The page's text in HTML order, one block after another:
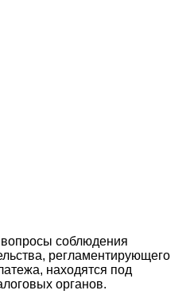
вопросы соблюдения
регламентирующего
находятся под
органов.